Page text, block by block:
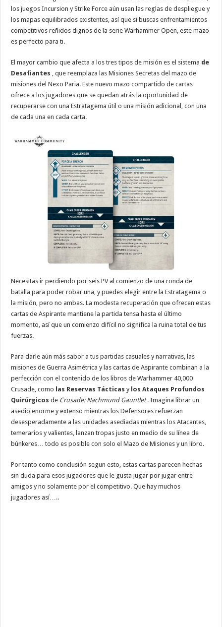
los juegos Incursion y Strike Force aún usan las reglas de despliegue y
los mapas equilibrados existentes, así que si buscas enfrentamientos
competitivos reñidos dignos de la serie Warhammer Open, este mazo
es perfecto para ti.
El mayor cambio que afecta a los tres tipos de misión es el sistema de
Desafiantes , que reemplaza las Misiones Secretas del mazo de
misiones del Nexo Paria. Este nuevo mazo compartido de cartas
ofrece a los jugadores que se quedan atrás la oportunidad de
recuperarse con una Estratagema útil o una misión adicional, con una
de cada una en cada carta.
Necesitas ir perdiendo por seis PV al comienzo de una ronda de
batalla para poder robar una, y puedes elegir entre la Estratagema o
la misión, pero no ambas. La modesta recuperación que ofrecen estas
cartas de Aspirante mantiene la partida tensa hasta el último
momento, así que un comienzo difícil no significa la ruina total de tus
fuerzas.
Para darle aún más sabor a tus partidas casuales y narrativas, las
misiones de Guerra Asimétrica y las cartas de Aspirante combinan a la
perfección con el contenido de los libros de Warhammer 40,000
Crusade, como las Reservas Tácticas y los Ataques Profundos
Quirúrgicos de Crusade: Nachmund Gauntlet. Imagina librar un
asedio enorme y extenso mientras los Defensores refuerzan
desesperadamente a las unidades asediadas mientras los Atacantes,
temerarios y valientes, lanzan tropas justo en medio de su línea de
búnkeres… todo es posible con solo el Mazo de Misiones y un libro.
Por tanto como conclusión segun esto, estas cartas parecen hechas
sin duda para esos jugadores que le gusta jugar por jugar entre
amigos y no solamente por el competitivo. Que hay muchos
jugadores así…..